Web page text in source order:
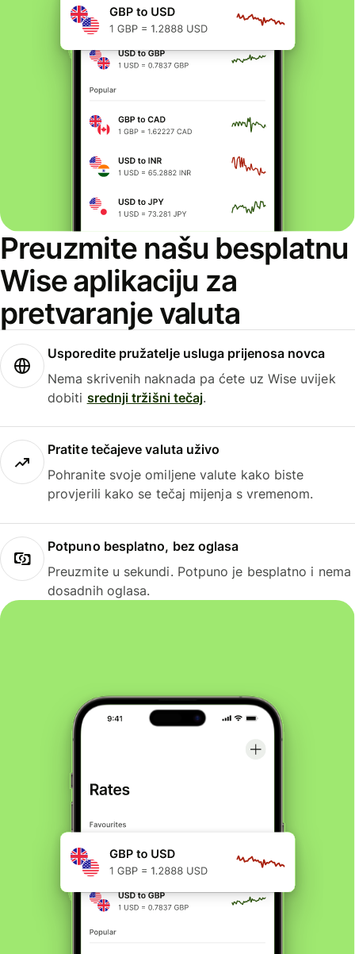
Preuzmite našu besplatnu
Wise aplikaciju za
pretvaranje valuta
Usporedite pružatelje usluga prijenosa novca
Nema skrivenih naknada pa ćete uz Wise uvijek
dobiti srednji tržišni tečaj.
Pratite tečajeve valuta uživo
Pohranite svoje omiljene valute kako biste
provjerili kako se tečaj mijenja s vremenom.
Potpuno besplatno, bez oglasa
Preuzmite u sekundi. Potpuno je besplatno i nema
dosadnih oglasa.